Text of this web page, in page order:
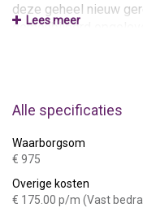
deze geheel nieuw
gemeubileerd
Bathmen, loopafstand
slechts 3 minuten rijden.
- Rustige ligging
- Kabel (Ziggo)
Lees meer
Alle specificaties
Waarborgsom
€ 975
Overige kosten
€ 175.00 p/m (Vast